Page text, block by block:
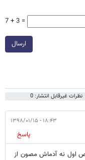
7 + 3 =
ارسال
نظرات غیرقابل انتشار: 0
۱۸:۴۳ - ۱۳۹۸/۰۱/۱۵
پاسخ
اول نه آدماش مصون از